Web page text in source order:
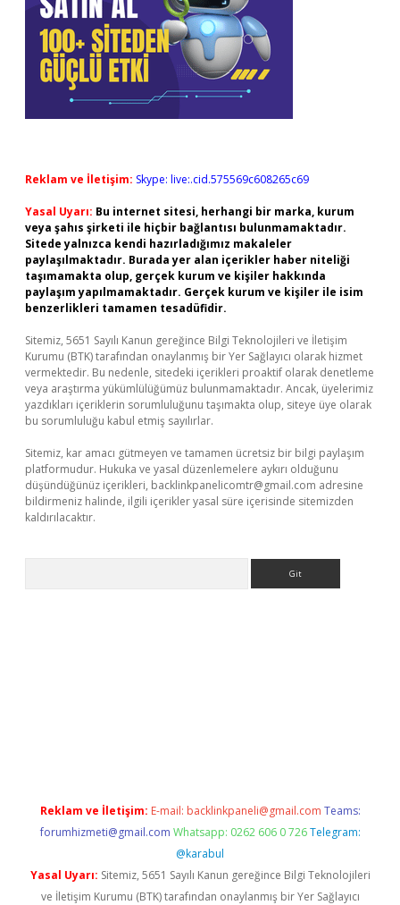
Reklam ve İletişim: Skype: live:.cid.575569c608265c69
Yasal Uyarı: Bu internet sitesi, herhangi bir marka, kurum
veya şahıs şirketi ile hiçbir bağlantısı bulunmamaktadır.
Sitede yalnızca kendi hazırladığımız makaleler
paylaşılmaktadır. Burada yer alan içerikler haber niteliği
taşımamakta olup, gerçek kurum ve kişiler hakkında
paylaşım yapılmamaktadır. Gerçek kurum ve kişiler ile isim
benzerlikleri tamamen tesadüfidir.
Sitemiz, 5651 Sayılı Kanun gereğince Bilgi Teknolojileri ve İletişim
Kurumu (BTK) tarafından onaylanmış bir Yer Sağlayıcı olarak hizmet
vermektedir. Bu nedenle, sitedeki içerikleri proaktif olarak denetleme
veya araştırma yükümlülüğümüz bulunmamaktadır. Ancak, üyelerimiz
yazdıkları içeriklerin sorumluluğunu taşımakta olup, siteye üye olarak
bu sorumluluğu kabul etmiş sayılırlar.
Sitemiz, kar amacı gütmeyen ve tamamen ücretsiz bir bilgi paylaşım
platformudur. Hukuka ve yasal düzenlemelere aykırı olduğunu
düşündüğünüz içerikleri, backlinkpanelicomtr@gmail.com adresine
bildirmeniz halinde, ilgili içerikler yasal süre içerisinde sitemizden
kaldırılacaktır.
Reklam ve İletişim: E-mail: backlinkpaneli@gmail.com Teams:
forumhizmeti@gmail.com Whatsapp: 0262 606 0 726 Telegram:
@karabul
Yasal Uyarı: Sitemiz, 5651 Sayılı Kanun gereğince Bilgi Teknolojileri
ve İletişim Kurumu (BTK) tarafından onaylanmış bir Yer Sağlayıcı